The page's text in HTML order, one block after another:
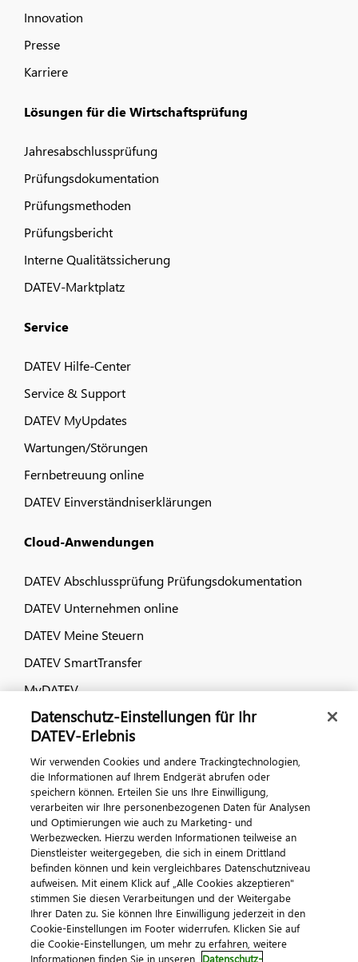
Innovation
Presse
Karriere
Lösungen für die Wirtschaftsprüfung
Jahresabschlussprüfung
Prüfungsdokumentation
Prüfungsmethoden
Prüfungsbericht
Interne Qualitätssicherung
DATEV-Marktplatz
Service
DATEV Hilfe-Center
Service & Support
DATEV MyUpdates
Wartungen/Störungen
Fernbetreuung online
DATEV Einverständniserklärungen
Cloud-Anwendungen
DATEV Abschlussprüfung Prüfungsdokumentation
DATEV Unternehmen online
DATEV Meine Steuern
DATEV SmartTransfer
MyDATEV
Dialog & Medien
Veranstaltungen
DATEV magazin
DATEV-Community
DATEV-Newsletter
Kontaktieren Sie uns
Datenschutz-Einstellungen für Ihr
DATEV-Erlebnis
Wir verwenden Cookies und andere Trackingtechnologien,
die Informationen auf Ihrem Endgerät abrufen oder
speichern können. Erteilen Sie uns Ihre Einwilligung,
verarbeiten wir Ihre personenbezogenen Daten für Analysen
und Optimierungen wie auch zu Marketing- und
Werbezwecken. Hierzu werden Informationen teilweise an
Dienstleister weitergegeben, die sich in einem Drittland
befinden können und kein vergleichbares Datenschutzniveau
aufweisen. Mit einem Klick auf „Alle Cookies akzeptieren"
stimmen Sie diesen Verarbeitungen und der Weitergabe
Ihrer Daten zu. Sie können Ihre Einwilligung jederzeit in den
Cookie-Einstellungen im Footer widerrufen. Klicken Sie auf
die Cookie-Einstellungen, um mehr zu erfahren, weitere
Informationen finden Sie in unseren Datenschutz-